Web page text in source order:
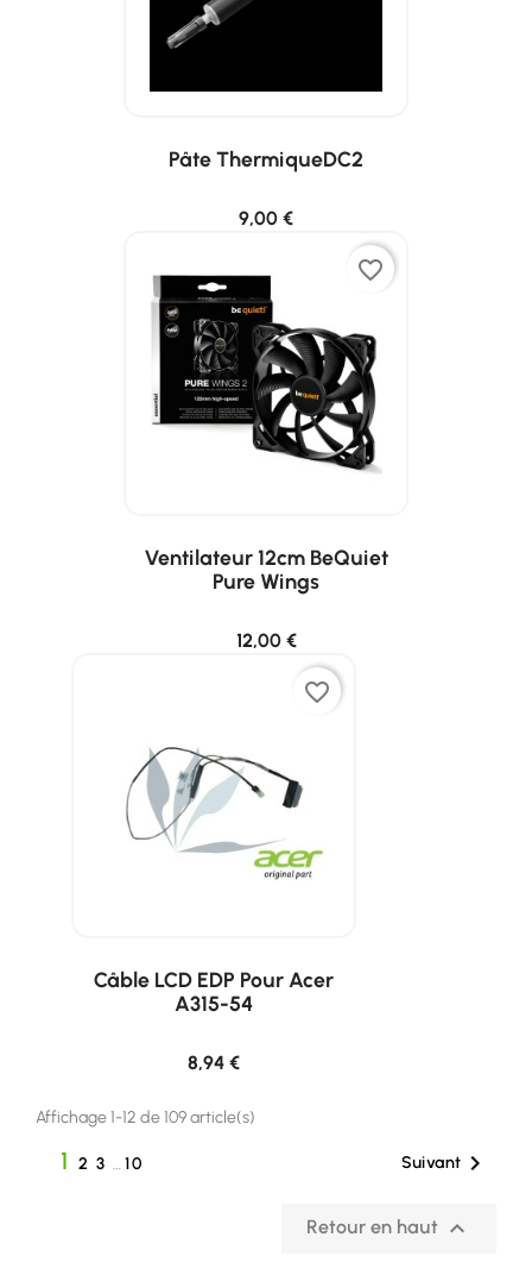
Pâte ThermiqueDC2
9,00 €
favorite_border
Ventilateur 12cm BeQuiet
Pure Wings
12,00 €
favorite_border
Câble LCD EDP Pour Acer
A315-54
8,94 €
Affichage 1-12 de 109 article(s)
1 2 3 …10 Suivant 
Retour en haut 